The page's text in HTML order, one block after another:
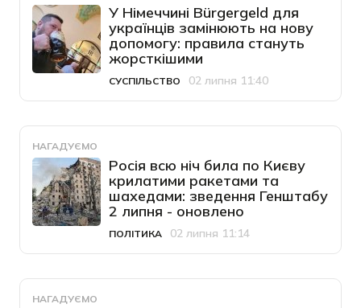
У Німеччині Bürgergeld для
українців замінюють на нову
допомогу: правила стануть
жорсткішими
Категорія
СУСПІЛЬСТВО
Дата публікації02 липня 11:40
НАГАДУЄМО
Росія всю ніч била по Києву
крилатими ракетами та
шахедами: зведення Генштабу
2 липня - оновлено
Категорія
ПОЛІТИКА
Дата публікації
02 липня 11:14
НАГАДУЄМО